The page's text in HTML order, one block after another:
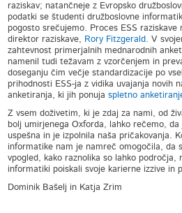
raziskav; natančneje z Evropsko
podatki se študenti družboslovne
pogosto srečujemo. Proces ESS raziskave
direktor raziskave, Rory Fitzgerald. V
zahtevnost primerjalnih mednarodnih
namenil tudi težavam z vzorčenjem in
doseganju čim večje standardizacije po
prihodnosti ESS-ja z vidika uvajanja novih
anketiranja, ki jih ponujaspletno
Z vsem doživetim, ki je zdaj za nami, od
bolj umirjenega Oxforda, lahko rečemo,
uspešna in je izpolnila naša pričakovanja.
informatike nam je namreč omogočila, da
vpogled, kako raznolika so lahko področja,
informatiki poiskali svoje karierne izzive in
Dominik Bašelj in Katja Zrim